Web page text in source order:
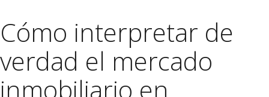
Cómo interpretar de
verdad el mercado
inmobiliario en